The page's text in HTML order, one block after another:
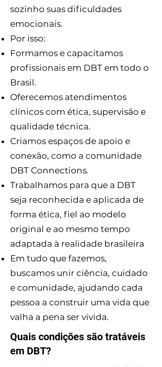
sozinho suas dificuldades
emocionais.
Por isso:
Formamos e capacitamos
profissionais em DBT em todo o
Brasil.
Oferecemos atendimentos
clínicos com ética, supervisão e
qualidade técnica.
Criamos espaços de apoio e
conexão, como a comunidade
DBT Connections.
Trabalhamos para que a DBT
seja reconhecida e aplicada de
forma ética, fiel ao modelo
original e ao mesmo tempo
adaptada à realidade brasileira
Em tudo que fazemos,
buscamos unir ciência, cuidado
e comunidade, ajudando cada
pessoa a construir uma vida que
valha a pena ser vivida.
Quais condições são tratáveis
em DBT?